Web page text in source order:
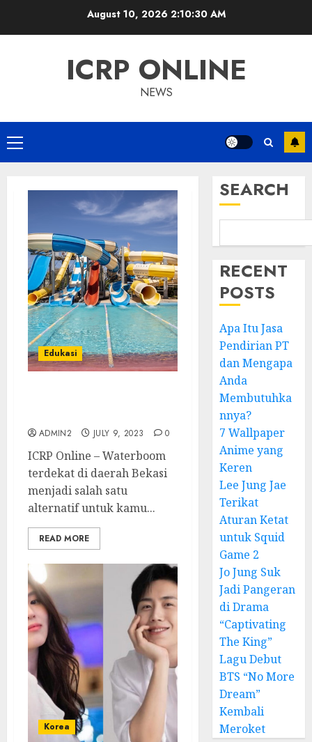
August 10, 20262:10:31 AM
ICRP ONLINE
NEWS
Primary
Menu
Edukasi
ADMIN2 JULY 9, 2023 0
ICRP Online – Waterboom
terdekat di daerah Bekasi
menjadi salah satu
alternatif untuk kamu...
READ MORE
Korea
SEARCH
RECENT
POSTS
Apa Itu Jasa
Pendirian PT
dan Mengapa
Anda
Membutuhka
nnya?
7 Wallpaper
Anime yang
Keren
Lee Jung Jae
Terikat
Aturan Ketat
untuk Squid
Game 2
Jo Jung Suk
Jadi Pangeran
di Drama
“Captivating
The King”
Lagu Debut
BTS “No More
Dream”
Kembali
Meroket